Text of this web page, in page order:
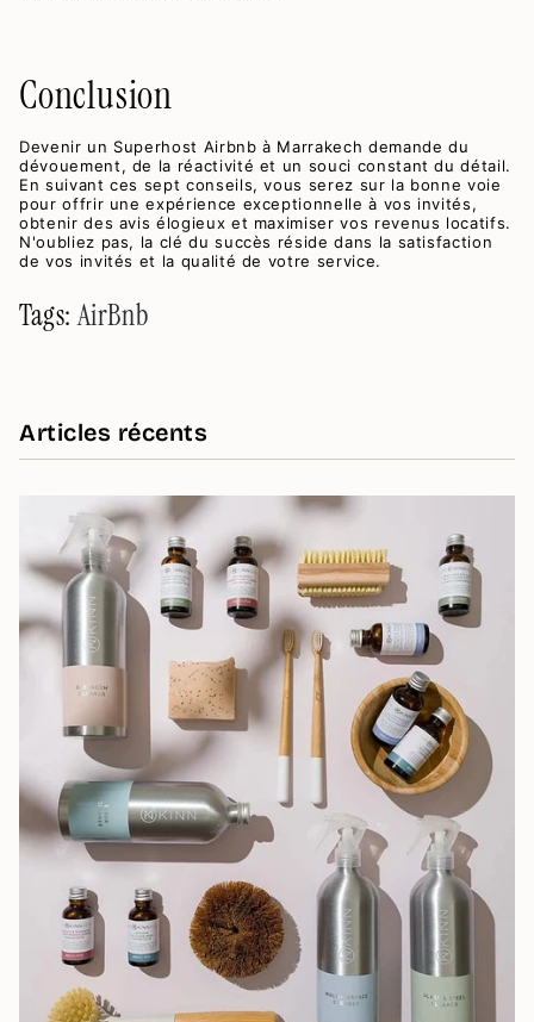
Conclusion
Devenir un Superhost Airbnb à Marrakech demande du
dévouement, de la réactivité et un souci constant du détail.
En suivant ces sept conseils, vous serez sur la bonne voie
pour offrir une expérience exceptionnelle à vos invités,
obtenir des avis élogieux et maximiser vos revenus locatifs.
N'oubliez pas, la clé du succès réside dans la satisfaction
de vos invités et la qualité de votre service.
Tags:AirBnb
Articles récents